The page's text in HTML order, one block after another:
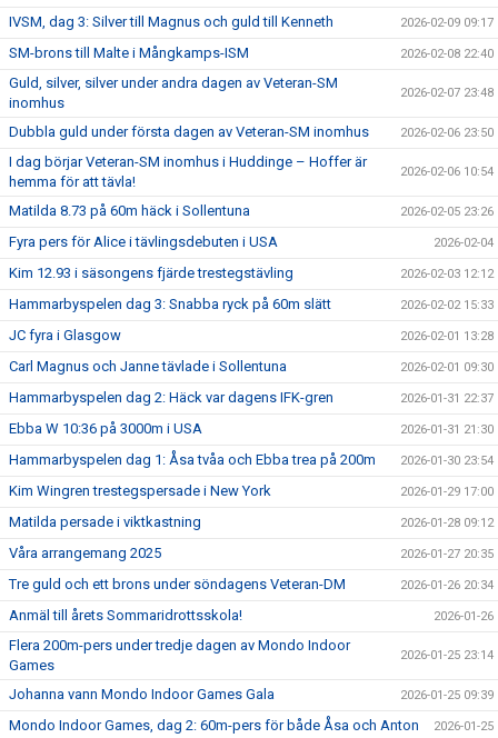
IVSM, dag 3: Silver till Magnus och guld till Kenneth 2026-02-09 09:17
SM-brons till Malte i Mångkamps-ISM 2026-02-08 22:40
Guld, silver, silver under andra dagen av Veteran-SM
inomhus
2026-02-07 23:48
Dubbla guld under första dagen av Veteran-SM inomhus 2026-02-06 23:50
I dag börjar Veteran-SM inomhus i Huddinge – Hoffer är
hemma för att tävla!
2026-02-06 10:54
Matilda 8.73 på 60m häck i Sollentuna 2026-02-05 23:26
Fyra pers för Alice i tävlingsdebuten i USA 2026-02-04
Kim 12.93 i säsongens fjärde trestegstävling 2026-02-03 12:12
Hammarbyspelen dag 3: Snabba ryck på 60m slätt 2026-02-02 15:33
JC fyra i Glasgow 2026-02-01 13:28
Carl Magnus och Janne tävlade i Sollentuna 2026-02-01 09:30
Hammarbyspelen dag 2: Häck var dagens IFK-gren 2026-01-31 22:37
Ebba W 10:36 på 3000m i USA 2026-01-31 21:30
Hammarbyspelen dag 1: Åsa tvåa och Ebba trea på 200m 2026-01-30 23:54
Kim Wingren trestegspersade i New York 2026-01-29 17:00
Matilda persade i viktkastning 2026-01-28 09:12
Våra arrangemang 2025 2026-01-27 20:35
Tre guld och ett brons under söndagens Veteran-DM 2026-01-26 20:34
Anmäl till årets Sommaridrottsskola! 2026-01-26
Flera 200m-pers under tredje dagen av Mondo Indoor
Games
2026-01-25 23:14
Johanna vann Mondo Indoor Games Gala 2026-01-25 09:39
Mondo Indoor Games, dag 2: 60m-pers för både Åsa och Anton 2026-01-25